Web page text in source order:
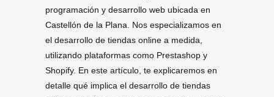
programación y desarrollo web ubicada en
Castellón de la Plana. Nos especializamos en
el desarrollo de tiendas online a medida,
utilizando plataformas como Prestashop y
Shopify. En este artículo, te explicaremos en
detalle qué implica el desarrollo de tiendas